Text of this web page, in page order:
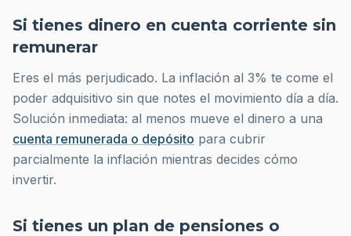
Si tienes dinero en cuenta corriente sin
remunerar
Eres el más perjudicado. La inflación al 3% te come el
poder adquisitivo sin que notes el movimiento día a día.
Solución inmediata: al menos mueve el dinero a una
cuenta remunerada o depósito para cubrir
parcialmente la inflación mientras decides cómo
invertir.
Si tienes un plan de pensiones o